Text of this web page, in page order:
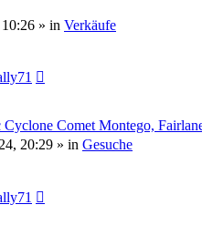
» in Verkäufe
Comet Montego,
20:29 » in Gesuche